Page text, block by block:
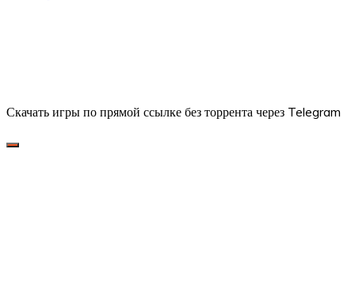
Скачать игры по прямой ссылке без торрента через Telegram